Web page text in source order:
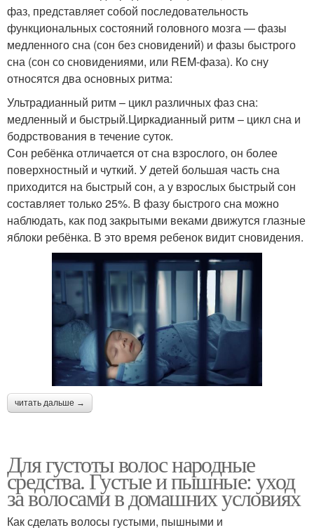
фаз, представляет собой последовательность
функциональных состояний головного мозга — фазы
медленного сна (сон без сновидений) и фазы быстрого
сна (сон со сновидениями, или REM-фаза). Ко сну
относятся два основных ритма:
Ультрадианный ритм – цикл различных фаз сна:
медленный и быстрый.Циркадианный ритм – цикл сна и
бодрствования в течение суток.
Сон ребёнка отличается от сна взрослого, он более
поверхностный и чуткий. У детей большая часть сна
приходится на быстрый сон, а у взрослых быстрый сон
составляет только 25%. В фазу быстрого сна можно
наблюдать, как под закрытыми веками движутся глазные
яблоки ребёнка. В это время ребенок видит сновидения.
читать дальше →
Для густоты волос народные
средства. Густые и пышные: уход
за волосами в домашних условиях
Как сделать волосы густыми, пышными и